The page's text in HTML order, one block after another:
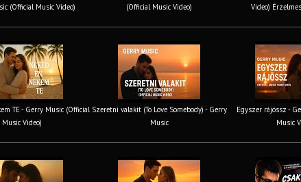
(Official Music Video)
(Official Music Video)
Video)
TE - Gerry Music (Official
Music Video)
Szeretni valakit (To Love Somebody) - Gerry
Music
Egyszer rájössz -
Music